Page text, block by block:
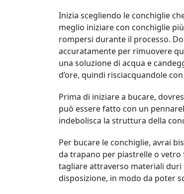
Inizia scegliendo le conchiglie
meglio iniziare con conchiglie
rompersi durante il processo.
accuratamente per rimuovere
una soluzione di acqua e
d’ore, quindi risciacquandole
Prima di iniziare a bucare,
può essere fatto con un
indebolisca la struttura della
Per bucare le conchiglie, avrai
da trapano per piastrelle o
tagliare attraverso materiali duri
disposizione, in modo da poter